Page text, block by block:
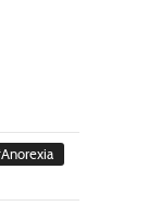
Anorexia